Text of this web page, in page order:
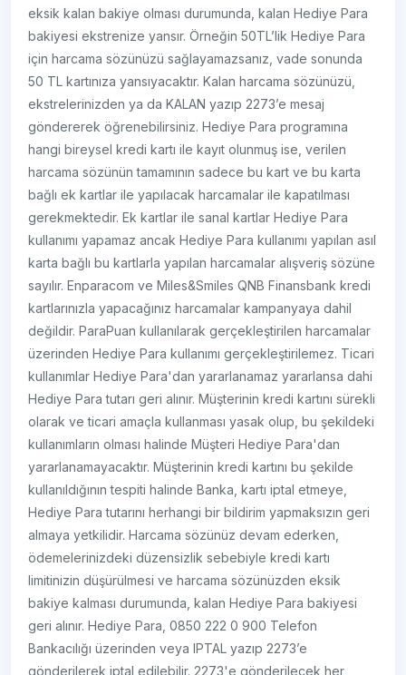
eksik kalan bakiye olması durumunda, kalan Hediye Para
bakiyesi ekstrenize yansır. Örneğin 50TL’lik Hediye Para
için harcama sözünüzü sağlayamazsanız, vade sonunda
50 TL kartınıza yansıyacaktır. Kalan harcama sözünüzü,
ekstrelerinizden ya da KALAN yazıp 2273’e mesaj
göndererek öğrenebilirsiniz. Hediye Para programına
hangi bireysel kredi kartı ile kayıt olunmuş ise, verilen
harcama sözünün tamamının sadece bu kart ve bu karta
bağlı ek kartlar ile yapılacak harcamalar ile kapatılması
gerekmektedir. Ek kartlar ile sanal kartlar Hediye Para
kullanımı yapamaz ancak Hediye Para kullanımı yapılan asıl
karta bağlı bu kartlarla yapılan harcamalar alışveriş sözüne
sayılır. Enparacom ve Miles&Smiles QNB Finansbank kredi
kartlarınızla yapacağınız harcamalar kampanyaya dahil
değildir. ParaPuan kullanılarak gerçekleştirilen harcamalar
üzerinden Hediye Para kullanımı gerçekleştirilemez. Ticari
kullanımlar Hediye Para'dan yararlanamaz yararlansa dahi
Hediye Para tutarı geri alınır. Müşterinin kredi kartını sürekli
olarak ve ticari amaçla kullanması yasak olup, bu şekildeki
kullanımların olması halinde Müşteri Hediye Para'dan
yararlanamayacaktır. Müşterinin kredi kartını bu şekilde
kullanıldığının tespiti halinde Banka, kartı iptal etmeye,
Hediye Para tutarını herhangi bir bildirim yapmaksızın geri
almaya yetkilidir. Harcama sözünüz devam ederken,
ödemelerinizdeki düzensizlik sebebiyle kredi kartı
limitinizin düşürülmesi ve harcama sözünüzden eksik
bakiye kalması durumunda, kalan Hediye Para bakiyesi
geri alınır. Hediye Para, 0850 222 0 900 Telefon
Bankacılığı üzerinden veya IPTAL yazıp 2273’e
gönderilerek iptal edilebilir. 2273'e gönderilecek her